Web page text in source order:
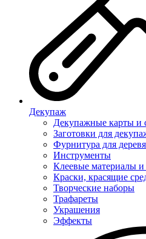
Декупаж
Декупажные карты и
Заготовки для
Фурнитура для
Инструменты
Клеевые материалы и
Краски, красящие
Творческие наборы
Трафареты
Украшения
Эффекты